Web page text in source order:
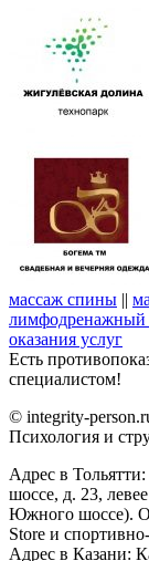
массаж спины ||
лимфодренажный
оказания услуг
Есть
специалистом!
© integrity-
Психология и
Адрес в
шоссе, д. 23,
Южного шоссе).
Store и
Адрес в Казани: